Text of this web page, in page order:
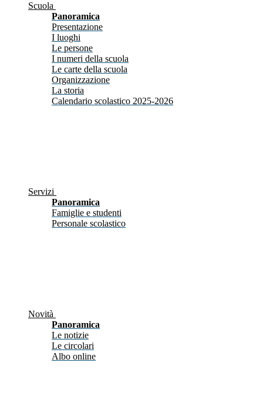
Scuola
Panoramica
Presentazione
I luoghi
Le persone
I numeri della scuola
Le carte della scuola
Organizzazione
La storia
Calendario scolastico 2025-2026
Servizi
Panoramica
Famiglie e studenti
Personale scolastico
Novità
Panoramica
Le notizie
Le circolari
Albo online